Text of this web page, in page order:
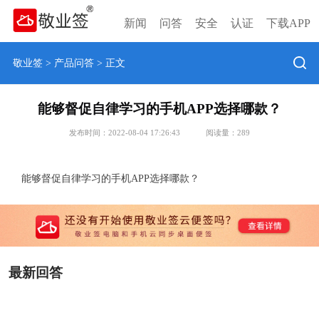
新闻 问答 安全 认证 下载APP
敬业签> 产品问答> 正文
能够督促自律学习的手机APP选择哪款？
发布时间：2022-08-04 17:26:43 阅读量： 289
能够督促自律学习的手机APP选择哪款？
最新回答